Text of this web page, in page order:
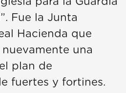
Fue la Junta
Hacienda que
una
plan de
fuertes y fortines.